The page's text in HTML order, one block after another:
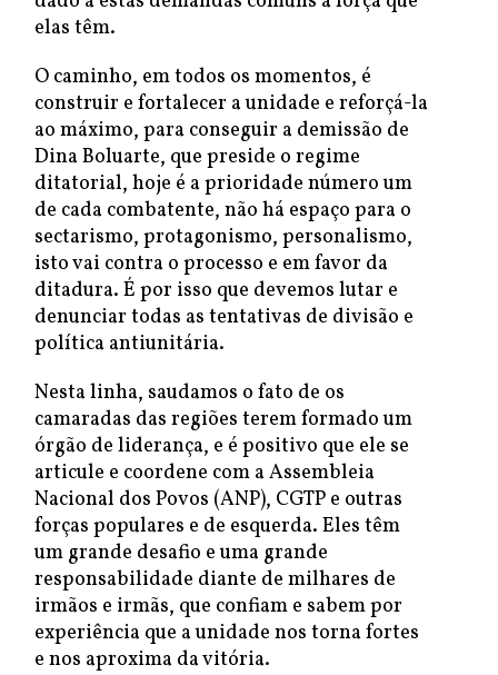
elas têm.
O caminho, em todos os momentos, é
construir e fortalecer a unidade e reforçá-la
ao máximo, para conseguir a demissão de
Dina Boluarte, que preside o regime
ditatorial, hoje é a prioridade número um
de cada combatente, não há espaço para o
sectarismo, protagonismo, personalismo,
isto vai contra o processo e em favor da
ditadura. É por isso que devemos lutar e
denunciar todas as tentativas de divisão e
política antiunitária.
Nesta linha, saudamos o fato de os
camaradas das regiões terem formado um
órgão de liderança, e é positivo que ele se
articule e coordene com a Assembleia
Nacional dos Povos (ANP), CGTP e outras
forças populares e de esquerda. Eles têm
um grande desafio e uma grande
responsabilidade diante de milhares de
irmãos e irmãs, que confiam e sabem por
experiência que a unidade nos torna fortes
e nos aproxima da vitória.